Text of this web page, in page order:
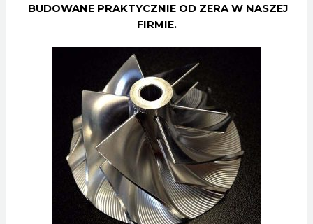
BUDOWANE PRAKTYCZNIE OD ZERA W NASZEJ
FIRMIE.